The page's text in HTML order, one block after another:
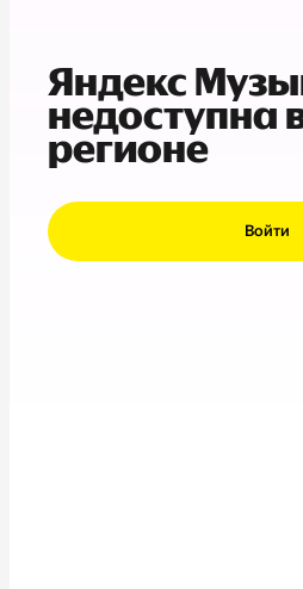
Яндекс
недоступна
регионе
Войти